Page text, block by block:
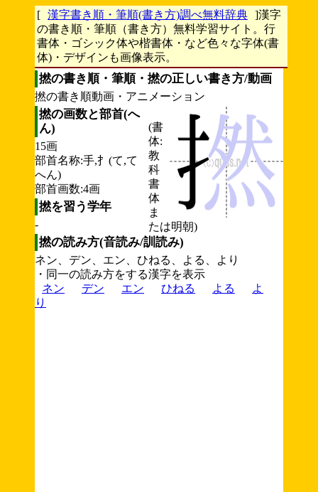
[ 漢字書き順・筆順(書き方)調べ無料辞典 ]漢字
の書き順・筆順（書き方）無料学習サイト。行
書体・ゴシック体や楷書体・など色々な字体(書
体)・デザインも画像表示。
撚の書き順・筆順・撚の正しい書き方/動画
撚の書き順動画・アニメーション
(書
体:
教
科
書
体
ま
たは明朝)
撚の画数と部首(へ
ん)
15画
部首名称:手,扌(て,て
へん)
部首画数:4画
撚を習う学年
-
撚の読み方(音読み/訓読み)
ネン、デン、エン、ひねる、よる、より
・同一の読み方をする漢字を表示
ネン
デン エン ひねる よる
よ
り